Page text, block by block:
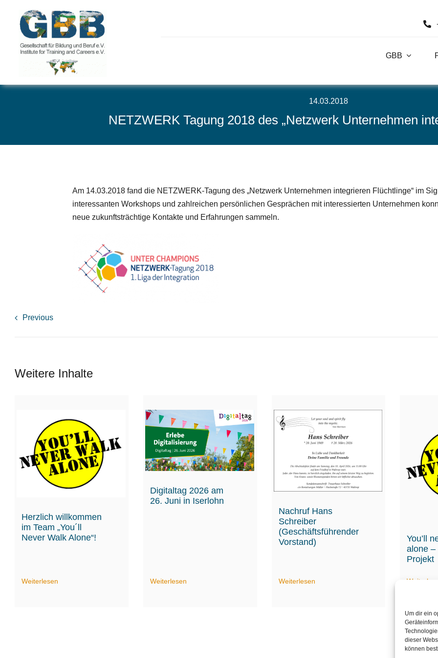
Um dir ein
dieser
können
content
GBB
14.03.2018
NETZWERK Tagung 2018 des „Netzwerk Unternehmen
Am 14.03.2018 fand die NETZWERK-Tagung des „Netzwerk Unternehmen integrieren Flüchtlinge“ im
interessanten Workshops und zahlreichen persönlichen Gesprächen mit interessierten Unternehmen
neue zukunftsträchtige Kontakte und Erfahrungen sammeln.
Previous
Weitere Inhalte
Herzlich willkommen
im Team „You´ll
Never Walk Alone“!
Weiterlesen
Digitaltag 2026 am
26. Juni in Iserlohn
Weiterlesen
Nachruf Hans
Schreiber
(Geschäftsführender
Vorstand)
Weiterlesen
You’ll
alone –
Projekt